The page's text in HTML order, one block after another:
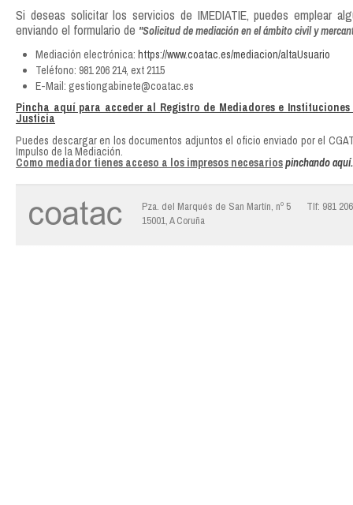
Si deseas solicitar los servicios de IMEDIATIE, puedes emplear
enviando el formulario de "Solicitud de mediación en el ámbito civil y
Mediación electrónica: https://www.coatac.es/mediacion/altaUsuario
Teléfono: 981 206 214, ext 2115
E-Mail: gestiongabinete@coatac.es
Pincha aquí para acceder al Registro de Mediadores e
Justicia
Puedes descargar en los documentos adjuntos el oficio enviado por el
Impulso de la Mediación.
Como mediador tienes acceso a los impresos necesariospinchando aquí.
Pza. del Marqués de San Martín, nº 5
15001, A Coruña
Tlf: 981